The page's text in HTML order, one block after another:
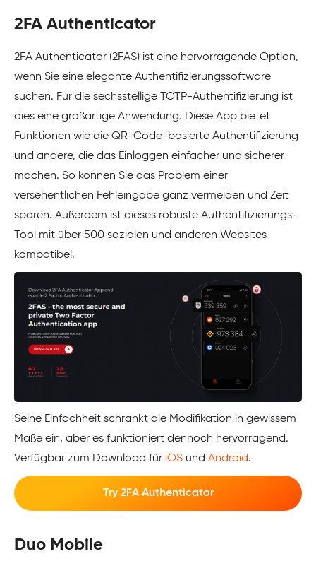
2FA Authenticator
2FA Authenticator (2FAS) ist eine hervorragende Option,
wenn Sie eine elegante Authentifizierungssoftware
suchen. Für die sechsstellige TOTP-Authentifizierung ist
dies eine großartige Anwendung. Diese App bietet
Funktionen wie die QR-Code-basierte Authentifizierung
und andere, die das Einloggen einfacher und sicherer
machen. So können Sie das Problem einer
versehentlichen Fehleingabe ganz vermeiden und Zeit
sparen. Außerdem ist dieses robuste Authentifizierungs-
Tool mit über 500 sozialen und anderen Websites
kompatibel.
Seine Einfachheit schränkt die Modifikation in gewissem
Maße ein, aber es funktioniert dennoch hervorragend.
Verfügbar zum Download für iOS und Android.
Try 2FA Authenticator
Duo Mobile